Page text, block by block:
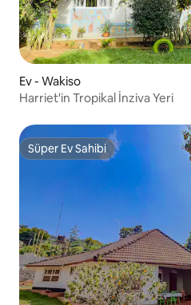
Ev - Wakiso
Harriet'in Tropikal İnziva Yeri
Süper Ev Sahibi
Süper Ev Sahibi